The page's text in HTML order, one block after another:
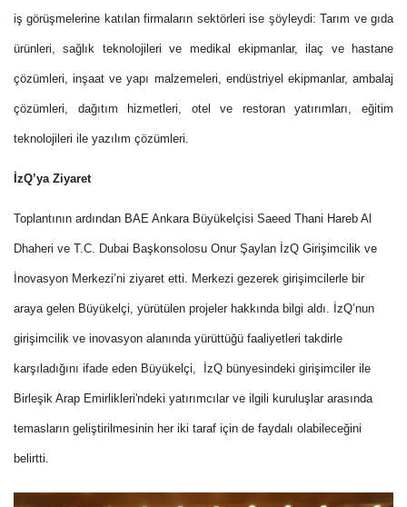
iş görüşmelerine katılan firmaların sektörleri ise şöyleydi: Tarım ve gıda
ürünleri, sağlık teknolojileri ve medikal ekipmanlar, ilaç ve hastane
çözümleri, inşaat ve yapı malzemeleri, endüstriyel ekipmanlar, ambalaj
çözümleri, dağıtım hizmetleri, otel ve restoran yatırımları, eğitim
teknolojileri ile yazılım çözümleri.
İzQ’ya Ziyaret
Toplantının ardından BAE Ankara Büyükelçisi Saeed Thani Hareb Al
Dhaheri ve T.C. Dubai Başkonsolosu Onur Şaylan İzQ Girişimcilik ve
İnovasyon Merkezi’ni ziyaret etti. Merkezi gezerek girişimcilerle bir
araya gelen Büyükelçi, yürütülen projeler hakkında bilgi aldı. İzQ’nun
girişimcilik ve inovasyon alanında yürüttüğü faaliyetleri takdirle
karşıladığını ifade eden Büyükelçi, İzQ bünyesindeki girişimciler ile
Birleşik Arap Emirlikleri'ndeki yatırımcılar ve ilgili kuruluşlar arasında
temasların geliştirilmesinin her iki taraf için de faydalı olabileceğini
belirtti.